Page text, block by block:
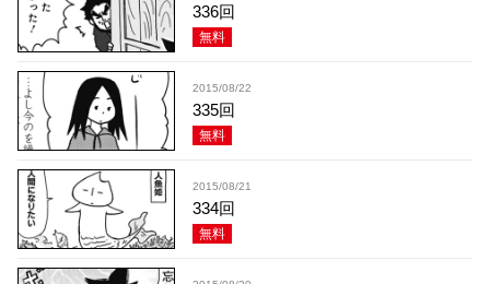
336回
無料
2015/08/22
335回
無料
2015/08/21
334回
無料